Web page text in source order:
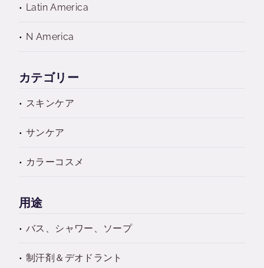
Latin America
N America
カテゴリー
スキンケア
サンケア
カラーコスメ
用途
バス、シャワー、ソープ
制汗剤＆デオドラント